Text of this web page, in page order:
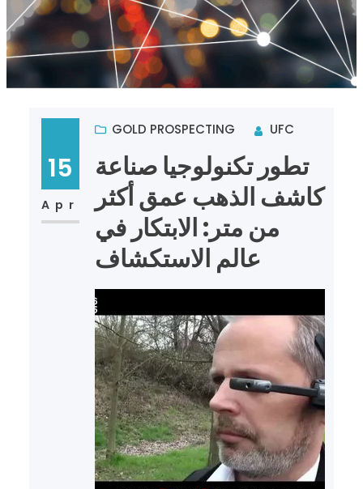
15
Apr
GOLD PROSPECTING UFC
تطور تكنولوجيا صناعة
كاشف الذهب عمق أكثر
من متر: الابتكار في
عالم الاستكشاف